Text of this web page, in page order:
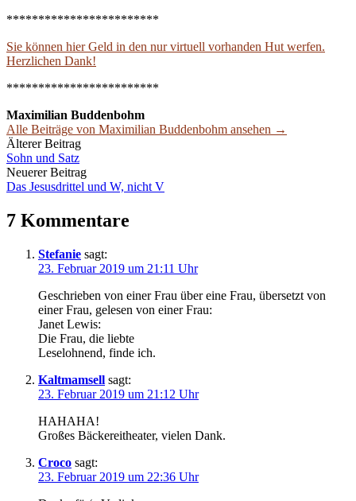
************************
Sie können hier Geld in den nur virtuell vorhanden Hut werfen.
Herzlichen Dank!
************************
Maximilian Buddenbohm
Alle Beiträge von Maximilian Buddenbohm ansehen →
Beitrags-
Navigation
Älterer Beitrag
Sohn und Satz
Neuerer Beitrag
Das Jesusdrittel und W, nicht V
7 Kommentare
Stefanie sagt:
23. Februar 2019 um 21:11 Uhr
Geschrieben von einer Frau über eine Frau, übersetzt von
einer Frau, gelesen von einer Frau:
Janet Lewis:
Die Frau, die liebte
Leselohnend, finde ich.
Kaltmamsell sagt:
23. Februar 2019 um 21:12 Uhr
HAHAHA!
Großes Bäckereitheater, vielen Dank.
Croco sagt:
23. Februar 2019 um 22:36 Uhr